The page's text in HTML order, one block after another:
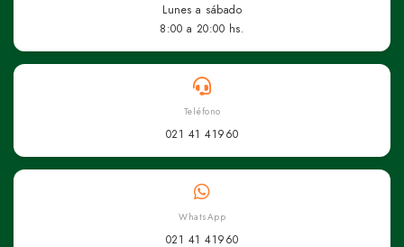
Lunes a sábado
8:00 a 20:00 hs.
Teléfono
021 41 41960
WhatsApp
021 41 41960